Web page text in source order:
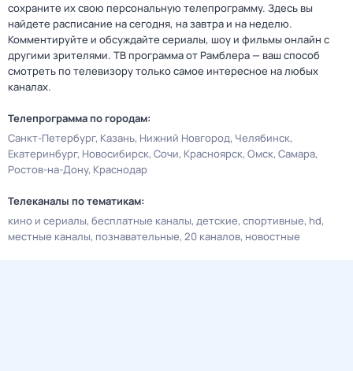
сохраните их свою персональную телепрограмму. Здесь вы
найдете расписание на сегодня, на завтра и на неделю.
Комментируйте и обсуждайте сериалы, шоу и фильмы онлайн с
другими зрителями. ТВ программа от Рамблера — ваш способ
смотреть по телевизору только самое интересное на любых
каналах.
Телепрограмма по городам:
Санкт-Петербург Казань Нижний Новгород Челябинск
Екатеринбург Новосибирск Сочи Красноярск Омск Самара
Ростов-на-Дону Краснодар
Телеканалы по тематикам:
кино и сериалы бесплатные каналы детские спортивные hd
местные каналы познавательные 20 каналов новостные